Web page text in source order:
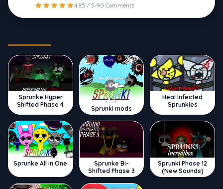
4.85 / 5·90 Comments
Sprunke Hyper
Shifted Phase 4
Sprunki mods
Heal Infected
Sprunkies
Sprunke All in One
Sprunke Bi-
Shifted Phase 3
Sprunki Phase 12
(New Sounds)